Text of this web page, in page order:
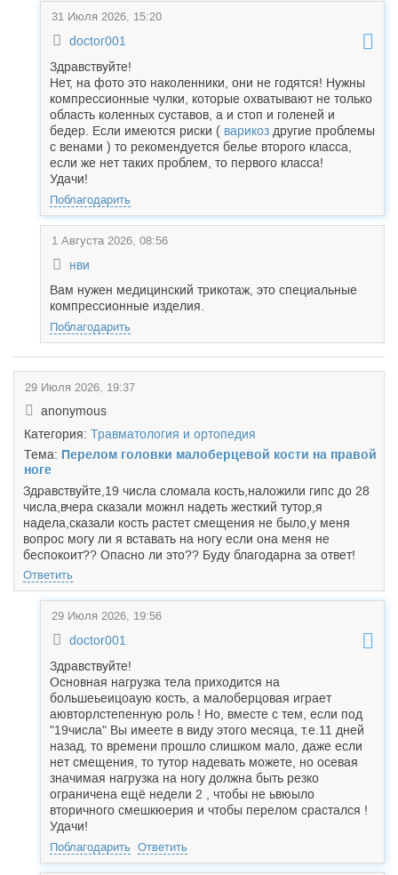
31 Июля 2026, 15:20
doctor001
Здравствуйте!
Нет, на фото это наколенники, они не годятся! Нужны
компрессионные чулки, которые охватывают не только
область коленных суставов, а и стоп и голеней и
бедер. Если имеются риски ( варикоз другие проблемы
с венами ) то рекомендуется белье второго класса,
если же нет таких проблем, то первого класса!
Удачи!
Поблагодарить
1 Августа 2026, 08:56
нви
Вам нужен медицинский трикотаж, это специальные
компрессионные изделия.
Поблагодарить
29 Июля 2026, 19:37
anonymous
Категория: Травматология и ортопедия
Тема: Перелом головки малоберцевой кости на правой
ноге
Здравствуйте,19 числа сломала кость,наложили гипс до 28
числа,вчера сказали можнл надеть жесткий тутор,я
надела,сказали кость растет смещения не было,у меня
вопрос могу ли я вставать на ногу если она меня не
беспокоит?? Опасно ли это?? Буду благодарна за ответ!
Ответить
29 Июля 2026, 19:56
doctor001
Здравствуйте!
Основная нагрузка тела приходится на
большеьеицоаую кость, а малоберцовая играет
аювторлстепенную роль ! Но, вместе с тем, если под
"19числа" Вы имеете в виду этого месяца, т.е.11 дней
назад, то времени прошло слишком мало, даже если
нет смещения, то тутор надевать можете, но осевая
значимая нагрузка на ногу должна быть резко
ограничена ещё недели 2 , чтобы не ьвюыло
вторичного смешкюерия и чтобы перелом срастался !
Удачи!
Поблагодарить Ответить